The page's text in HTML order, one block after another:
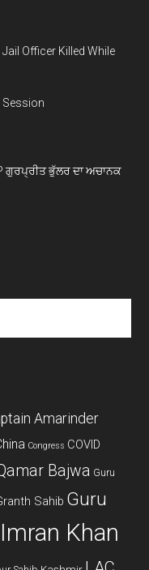
Officer Killed While
Session
ਗੁਰਪ੍ਰੀਤ ਭੁੱਲਰ ਦਾ ਅਚਾਨਕ
Amarinder
Congress COVID
Bajwa Guru
Sahib Guru
Imran Khan